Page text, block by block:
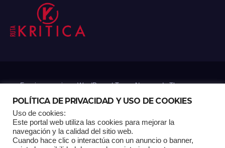
Funciona gracias a WordPress|Tema: Newsup deThemeansar
POLÍTICA DE PRIVACIDAD Y USO DE COOKIES
Uso de cookies:
Este portal web utiliza las cookies para mejorar la
navegación y la calidad del sitio web.
Cuando hace clic o interactúa con un anuncio o banner,